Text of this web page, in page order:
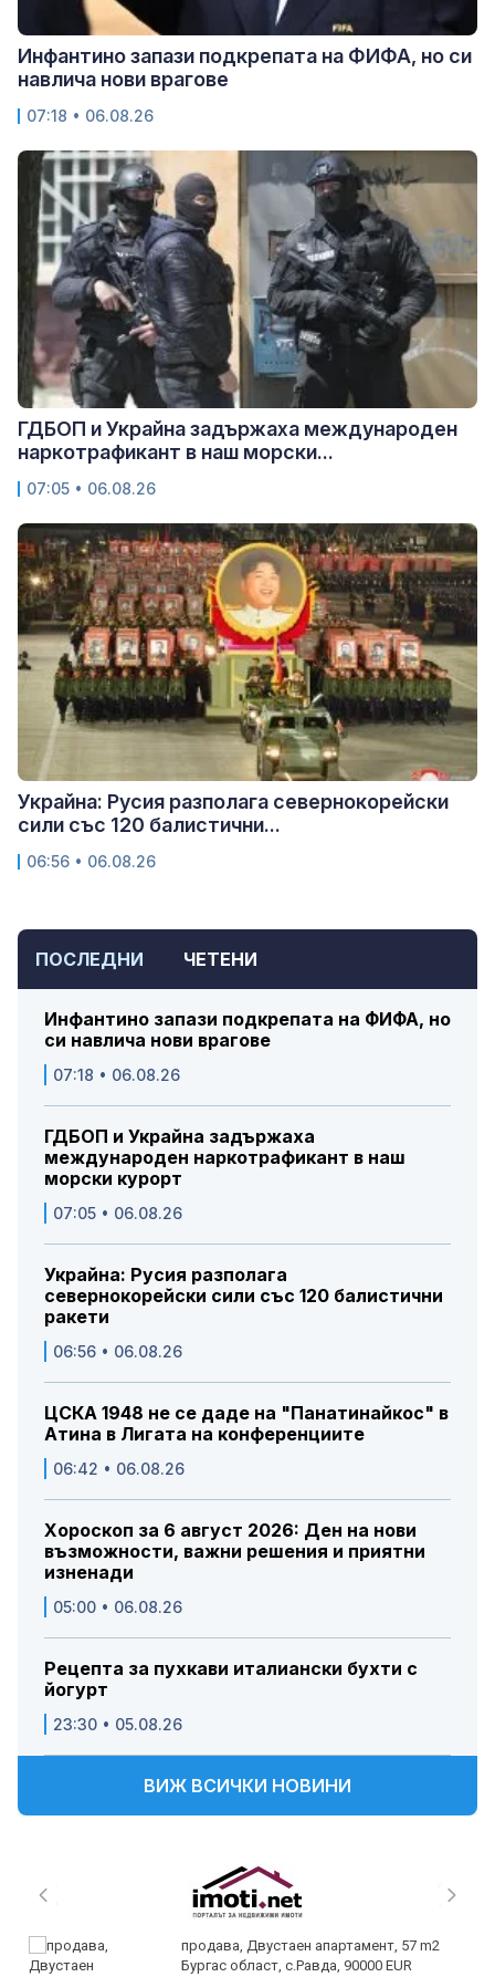
ПОСЛЕДНИ ЧЕТЕНИ
Инфантино запази подкрепата на ФИФА, но
си навлича нови врагове
07:18 • 06.08.26
ГДБОП и Украйна задържаха
международен наркотрафикант в наш
морски курорт
07:05 • 06.08.26
Украйна: Русия разполага
севернокорейски сили със 120 балистични
ракети
06:56 • 06.08.26
ЦСКА 1948 не се даде на "Панатинайкос" в
Атина в Лигата на конференциите
06:42 • 06.08.26
Хороскоп за 6 август 2026: Ден на нови
възможности, важни решения и приятни
изненади
05:00 • 06.08.26
Рецепта за пухкави италиански бухти с
йогурт
23:30 • 05.08.26
ВИЖ ВСИЧКИ НОВИНИ
продава, Двустаен апартамент, 57 m2
Бургас област, с.Равда, 90000 EUR
Инфантино запази подкрепата на ФИФА, но си
навлича нови врагове
07:18 • 06.08.26
ГДБОП и Украйна задържаха международен
наркотрафикант в наш морски...
07:05 • 06.08.26
Украйна: Русия разполага севернокорейски
сили със 120 балистични...
06:56 • 06.08.26